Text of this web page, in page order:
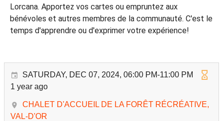
Lorcana. Apportez vos cartes ou empruntez aux
bénévoles et autres membres de la communauté. C'est le
temps d'apprendre ou d'exprimer votre expérience!
SATURDAY, DEC 07, 2024, 06:00 PM-11:00 PM
1 year ago
CHALET D'ACCUEIL DE LA FORÊT RÉCRÉATIVE,
VAL-D'OR